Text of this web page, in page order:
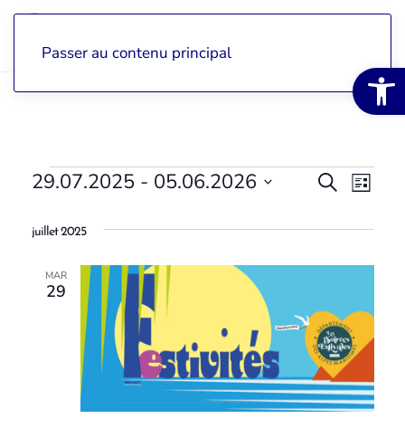
Ouvrir
Passer au contenu principal
Évènements
vues
Recherche
Liste
29.07.2025 - 05.06.2026
une
juillet 2025
MAR
29